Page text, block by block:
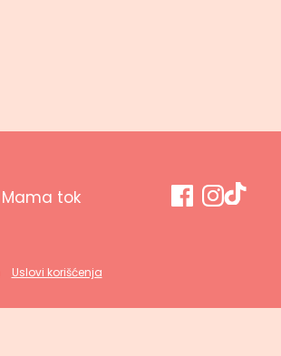
Mama tok
Uslovi korišćenja